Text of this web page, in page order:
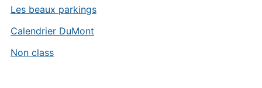
Les beaux parkings
Calendrier DuMont
Non class